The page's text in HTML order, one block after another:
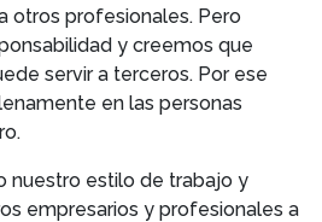
otros profesionales. Pero
y creemos que
servir a terceros. Por ese
en las personas
nuestro estilo de trabajo y
empresarios y profesionales a